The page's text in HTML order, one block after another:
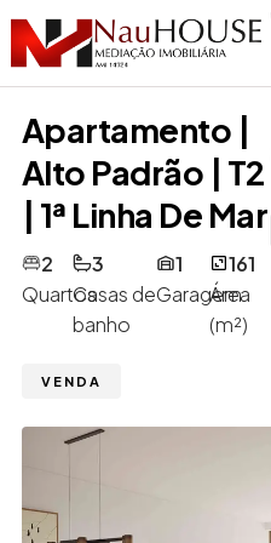
Apartamento |
Alto Padrão | T2
| 1ª Linha De Mar
Quartos
2
Casas de
banho
3
Garagem
1
Área
(m²)
161
VENDA